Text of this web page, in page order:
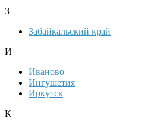
З
Забайкальский край
И
Иваново
Ингушетия
Иркутск
К